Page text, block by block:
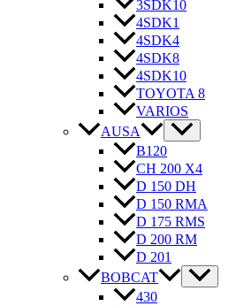
3SDK10
4SDK1
4SDK4
4SDK8
4SDK10
TOYOTA 8
VARIOS
AUSA
B120
CH 200 X4
D 150 DH
D 150 RMA
D 175 RMS
D 200 RM
D 201
BOBCAT
430